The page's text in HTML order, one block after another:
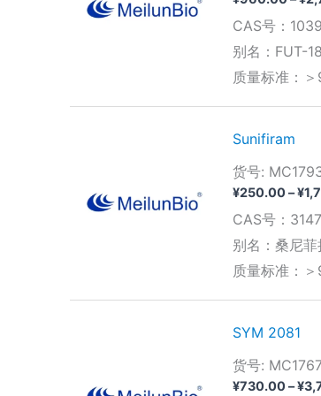
CAS号：
别名：FUT-
质量标准：＞
Sunifiram
货号:
¥250.00–¥
CAS号：
别名：桑尼
质量标准：＞
SYM 2081
货号:
¥730.00–¥